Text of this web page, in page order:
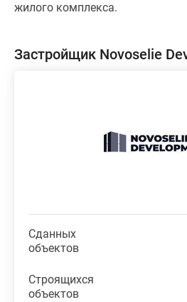
жилого комплекса.
Застройщик Novoselie
Сданных
объектов
Строящихся
объектов